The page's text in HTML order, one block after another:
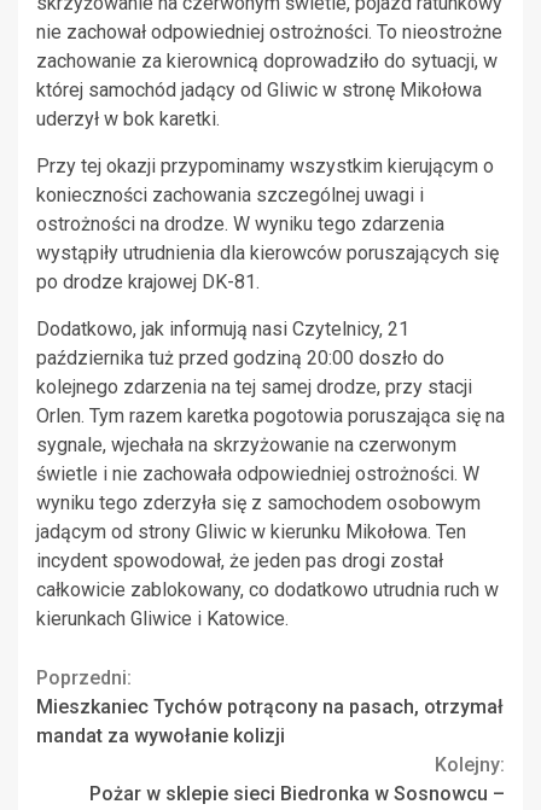
nie zachował odpowiedniej ostrożności. To nieostrożne
zachowanie za kierownicą doprowadziło do sytuacji, w
której samochód jadący od Gliwic w stronę Mikołowa
uderzył w bok karetki.
Przy tej okazji przypominamy wszystkim kierującym o
konieczności zachowania szczególnej uwagi i
ostrożności na drodze. W wyniku tego zdarzenia
wystąpiły utrudnienia dla kierowców poruszających się
po drodze krajowej DK-81.
Dodatkowo, jak informują nasi Czytelnicy, 21
października tuż przed godziną 20:00 doszło do
kolejnego zdarzenia na tej samej drodze, przy stacji
Orlen. Tym razem karetka pogotowia poruszająca się na
sygnale, wjechała na skrzyżowanie na czerwonym
świetle i nie zachowała odpowiedniej ostrożności. W
wyniku tego zderzyła się z samochodem osobowym
jadącym od strony Gliwic w kierunku Mikołowa. Ten
incydent spowodował, że jeden pas drogi został
całkowicie zablokowany, co dodatkowo utrudnia ruch w
kierunkach Gliwice i Katowice.
Continue
Reading
Poprzedni:
Mieszkaniec Tychów potrącony na pasach, otrzymał
mandat za wywołanie kolizji
Kolejny:
Pożar w sklepie sieci Biedronka w Sosnowcu –